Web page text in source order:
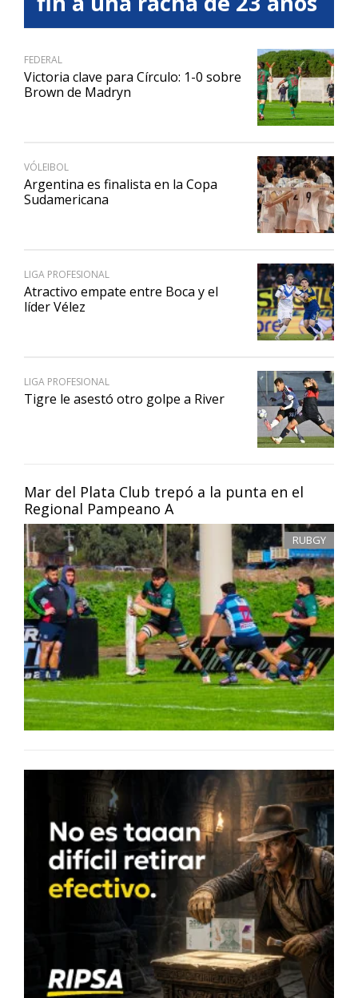
Mar del Plata Club trepó a la punta en el
Regional Pampeano A
RUBGY
FEDERAL
Victoria clave para Círculo: 1-0 sobre
Brown de Madryn
VÓLEIBOL
Argentina es finalista en la Copa
Sudamericana
LIGA PROFESIONAL
Atractivo empate entre Boca y el
líder Vélez
LIGA PROFESIONAL
Tigre le asestó otro golpe a River